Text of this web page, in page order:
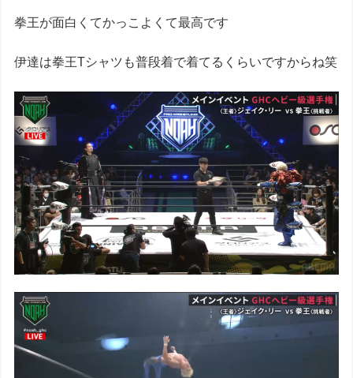
拳王が面白くてかっこよくて最高です
伊達は拳王Tシャツも普段着で着てるくらいですからね笑